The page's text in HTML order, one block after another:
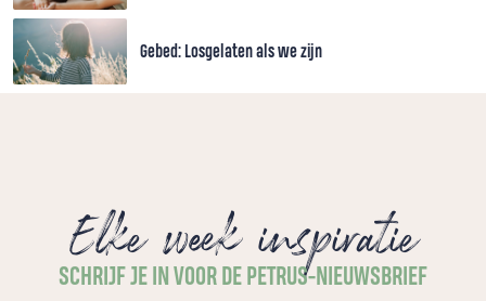
Gebed: Losgelaten als we zijn
Elke week inspiratie
SCHRIJF JE IN VOOR DE PETRUS-NIEUWSBRIEF